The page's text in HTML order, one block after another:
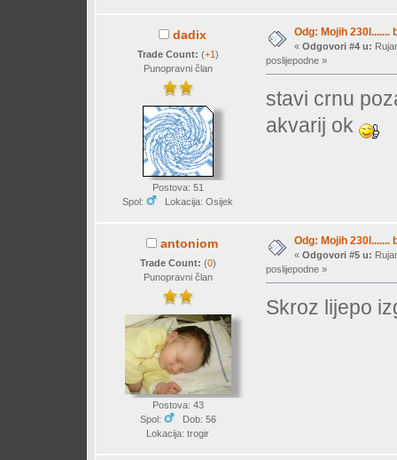
dadix
Trade Count: (+1)
Punopravni član
Postova: 51
Spol:
Lokacija: Osijek
Odg: Mojih 230l.......
« Odgovori #4 u:
poslijepodne »
stavi crnu
akvarij ok
antoniom
Trade Count: (0)
Punopravni član
Postova: 43
Spol:
Dob: 56
Lokacija: trogir
Odg: Mojih 230l.......
« Odgovori #5 u:
poslijepodne »
Skroz lijepo